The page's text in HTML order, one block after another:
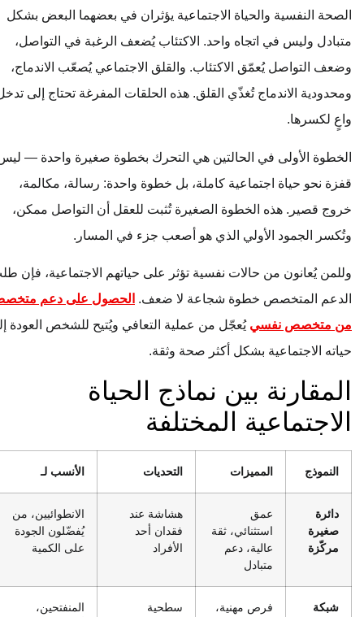
الصحة النفسية والحياة الاجتماعية يؤثران في بعضهما البعض بشكل
متبادل وليس في اتجاه واحد. الاكتئاب يُضعف الرغبة في التواصل،
وضعف التواصل يُعمّق الاكتئاب. والقلق الاجتماعي يُصعّب الاندماج،
ومحدودية الاندماج تُغذّي القلق. هذه الحلقات المفرغة تحتاج إلى تدخل
واعٍ لكسرها.
الخطوة الأولى في الحالتين هي التحرك بخطوة صغيرة واحدة — ليس
قفزة نحو حياة اجتماعية كاملة، بل خطوة واحدة: رسالة، مكالمة،
خروج قصير. هذه الخطوة الصغيرة تُثبت للعقل أن التواصل ممكن،
وتُكسر الجمود الأولي الذي هو أصعب جزء في المسار.
وللمن يُعانون من حالات نفسية تؤثر على حياتهم الاجتماعية، فإن طلب
الدعم المتخصص خطوة شجاعة لا ضعف. الحصول على دعم متخصص
من متخصص نفسييُعجّل من عملية التعافي ويُتيح للشخص العودة إلى
حياته الاجتماعية بشكل أكثر صحة وثقة.
المقارنة بين نماذج الحياة
الاجتماعية المختلفة
النموذج المميزات التحديات الأنسب لـ
دائرة
صغيرة
مركّزة
عمق
استثنائي، ثقة
عالية، دعم
متبادل
هشاشة عند
فقدان أحد
الأفراد
الانطوائيين، من
يُفضّلون الجودة
على الكمية
شبكة
فرص مهنية،
سطحية
المنفتحين،